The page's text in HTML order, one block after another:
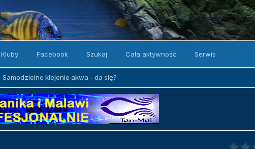
Kluby Facebook Szukaj Cała aktywność Serwis
Samodzielne klejenie akwa - da się?